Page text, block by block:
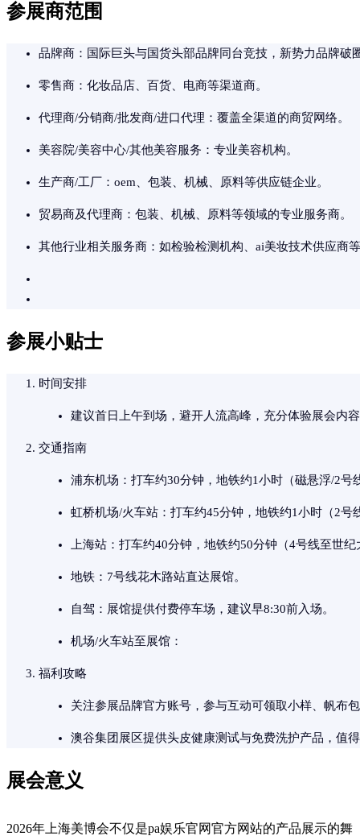
参展商范围
品牌商：国际巨头与国货头部品牌同台竞技，新势力品牌破
零售商：化妆品店、百货、电商等渠道商。
代理商/分销商/批发商/进口代理：覆盖全渠道的商贸网络。
美容院/美容中心/其他美容服务：专业美容机构。
生产商/工厂：oem、包装、机械、原料等供应链企业。
贸易商及代理商：包装、机械、原料等领域的专业服务商。
其他行业相关服务商：如检验检测机构、ai美妆技术供应商
参展小贴士
时间安排
建议首日上午到场，避开人流高峰，充分体验展会内
交通指南
浦东机场：打车约30分钟，地铁约1小时（磁悬浮/2
虹桥机场/火车站：打车约45分钟，地铁约1小时（2
上海站：打车约40分钟，地铁约50分钟（4号线至世
地铁：7号线花木路站直达展馆。
自驾：展馆提供付费停车场，建议早8:30前入场。
机场/火车站至展馆：
福利攻略
关注参展品牌官方账号，参与互动可领取小样、帆布
澳谷集团展区提供头皮健康测试与免费洗护产品，值
展会意义
2026年上海美博会不仅是pa娱乐官网官方网站的产品展示的舞